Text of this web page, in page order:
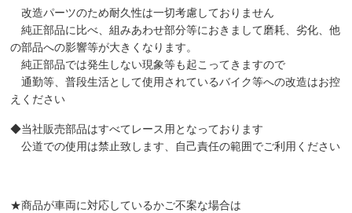
改造パーツのため耐久性は一切考慮しておりません
純正部品に比べ、組みあわせ部分等におきまして磨耗、劣化、他
の部品への影響等が大きくなります。
純正部品では発生しない現象等も起こってきますので
通勤等、普段生活として使用されているバイク等への改造はお控
えください
◆当社販売部品はすべてレース用となっております
公道での使用は禁止致します、自己責任の範囲でご利用ください
★商品が車両に対応しているかご不案な場合は